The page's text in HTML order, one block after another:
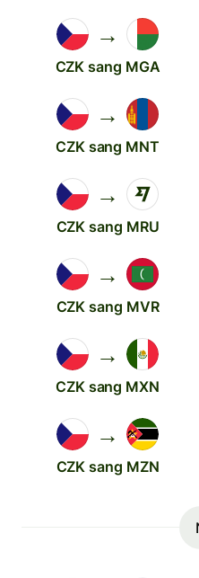
→
CZK sang MGA
→
CZK sang MNT
→
CZK sang MRU
→
CZK sang MVR
→
CZK sang MXN
→
CZK sang MZN